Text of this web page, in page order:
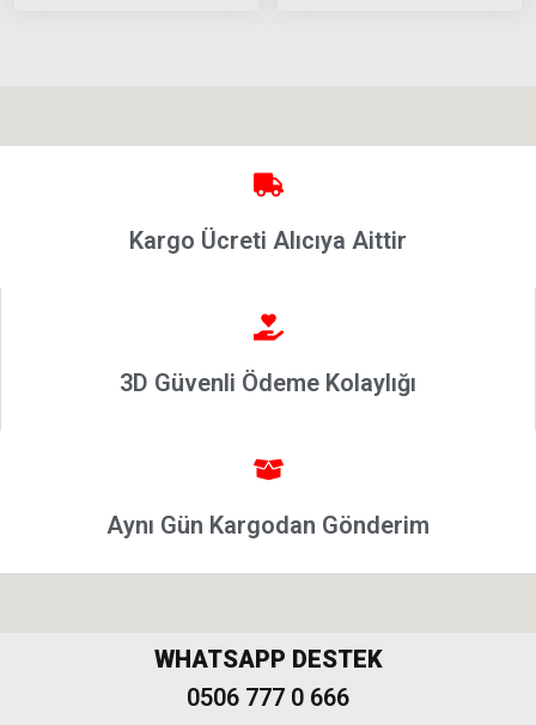
Kargo Ücreti Alıcıya Aittir
3D Güvenli Ödeme Kolaylığı
Aynı Gün Kargodan Gönderim
WHATSAPP DESTEK
0506 777 0 666